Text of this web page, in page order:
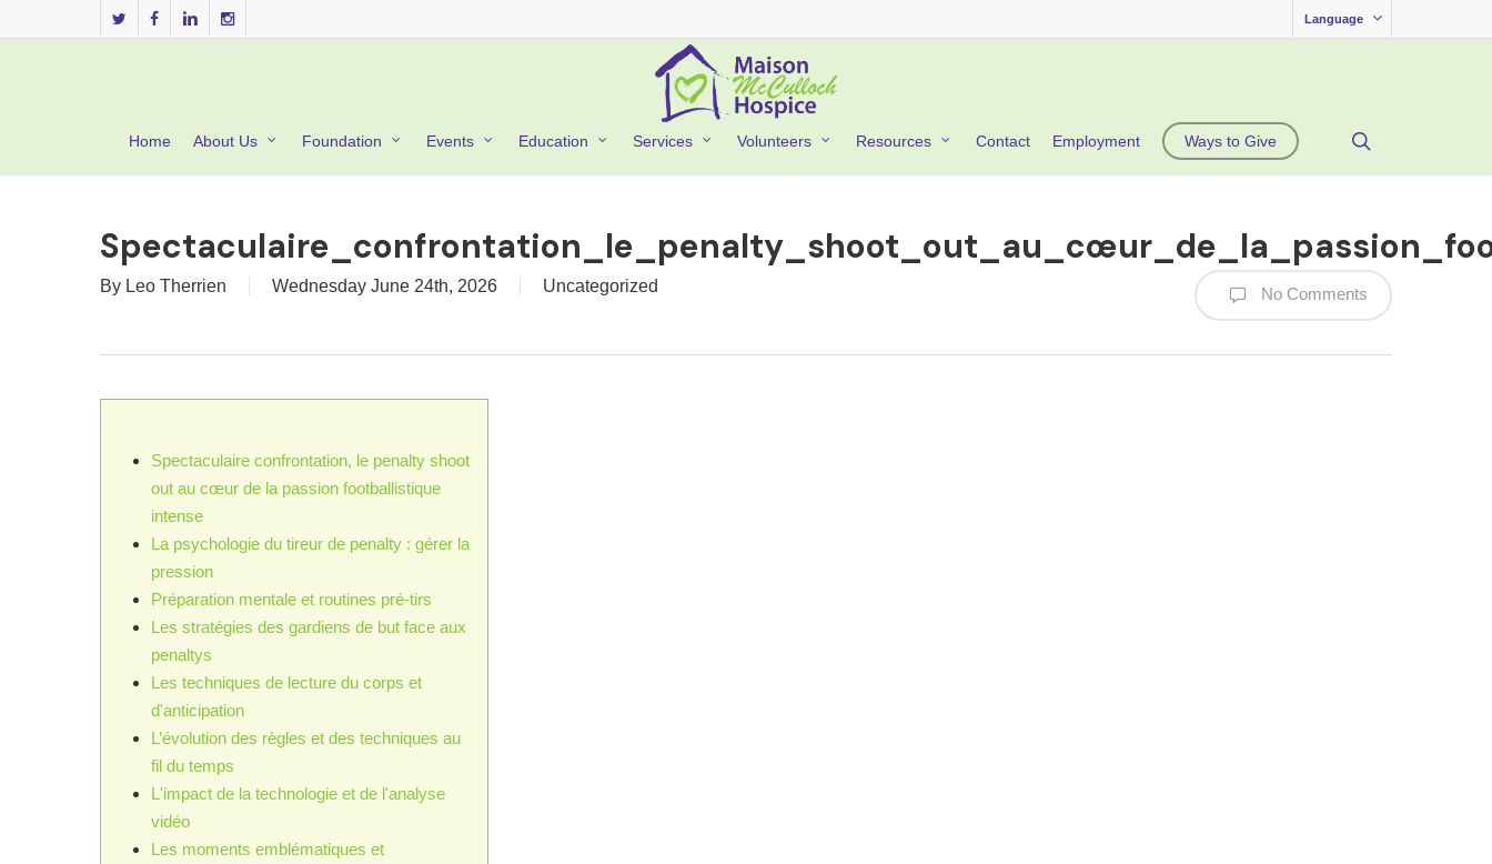
to
twitter facebooklinkedininstagram Language
Home About Us Foundation Events Education Services Volunteers Resources Contact Employment Ways to Give
By Leo Therrien Wednesday June 24th, 2026 Uncategorized No Comments
Spectaculaire confrontation, le penalty shoot
out au cœur de la passion footballistique
intense
La psychologie du tireur de penalty : gérer la
pression
Préparation mentale et routines pré-tirs
Les stratégies des gardiens de but face aux
penaltys
Les techniques de lecture du corps et
d'anticipation
L’évolution des règles et des techniques au
fil du temps
L'impact de la technologie et de l'analyse
vidéo
Les moments emblématiques et